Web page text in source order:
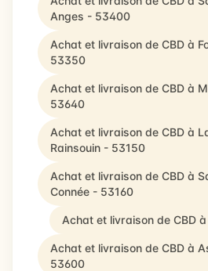
Anges - 53400
Achat et livraison de CBD à
53350
Achat et livraison de CBD à
53640
Achat et livraison de CBD à
Rainsouin - 53150
Achat et livraison de CBD à
Connée - 53160
Achat et livraison de CBD
Achat et livraison de CBD à
53600